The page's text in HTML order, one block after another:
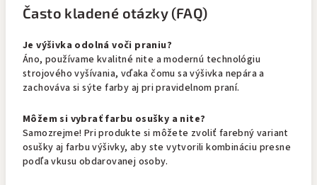
Často kladené otázky (FAQ)
Je výšivka odolná voči praniu?
Áno, používame kvalitné nite a modernú technológiu
strojového vyšívania, vďaka čomu sa výšivka nepára a
zachováva si sýte farby aj pri pravidelnom praní.
Môžem si vybrať farbu osušky a nite?
Samozrejme! Pri produkte si môžete zvoliť farebný variant
osušky aj farbu výšivky, aby ste vytvorili kombináciu presne
podľa vkusu obdarovanej osoby.